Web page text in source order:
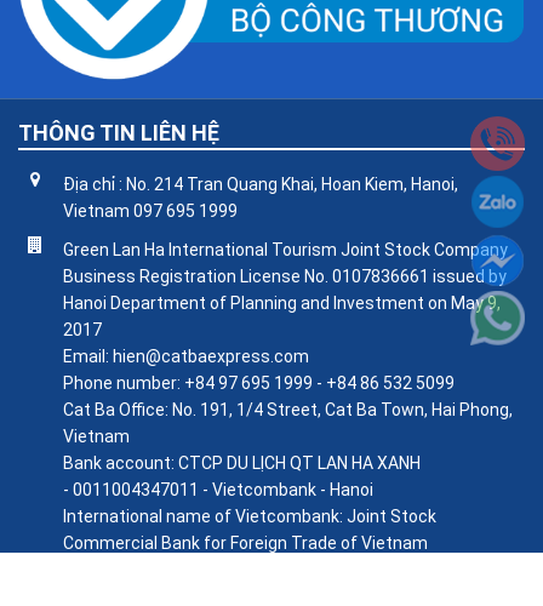
THÔNG TIN LIÊN HỆ
Địa chỉ : No. 214 Tran Quang Khai, Hoan Kiem, Hanoi,
Vietnam 097 695 1999
Green Lan Ha International Tourism Joint Stock Company
Business Registration License No. 0107836661 issued by
Hanoi Department of Planning and Investment on May 9,
2017
Email: hien@catbaexpress.com
Phone number: +84 97 695 1999 - +84 86 532 5099
Cat Ba Office: No. 191, 1/4 Street, Cat Ba Town, Hai Phong,
Vietnam
Bank account: CTCP DU LỊCH QT LAN HA XANH
- 0011004347011 - Vietcombank - Hanoi
International name of Vietcombank: Joint Stock
Commercial Bank for Foreign Trade of Vietnam